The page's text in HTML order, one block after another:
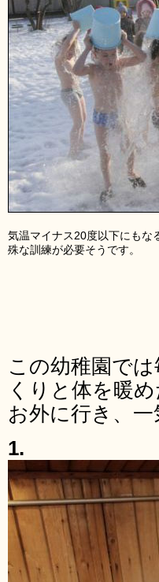
気温マイナス20度以下にもな
殊な訓練が必要そうです。
この幼稚園で
くりと体を暖
お外に行き、一
1.